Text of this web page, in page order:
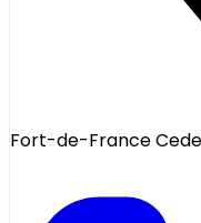
Fort-de-France